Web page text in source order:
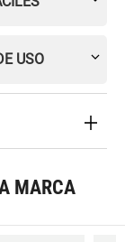
USO
MARCA